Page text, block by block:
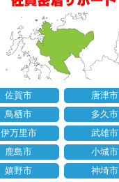
佐賀市
唐津市
鳥栖市
多久市
伊万里市
武雄市
鹿島市
小城市
嬉野市
神埼市